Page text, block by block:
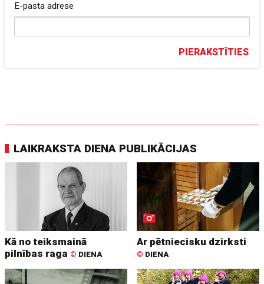
E-pasta adrese
PIERAKSTĪTIES
LAIKRAKSTA DIENA PUBLIKĀCIJAS
Kā no teiksmainā
pilnības raga © DIENA
Ar pētniecisku dzirksti
© DIENA